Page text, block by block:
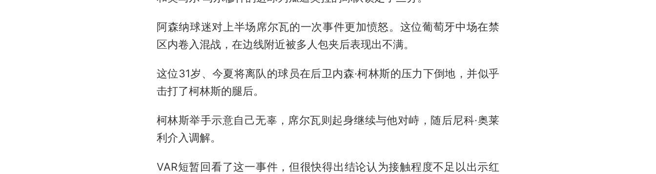
阿森纳球迷对上半场席尔瓦的一次事件更加愤怒。这位葡萄牙中场在禁
区内卷入混战，在边线附近被多人包夹后表现出不满。
这位31岁、今夏将离队的球员在后卫内森·柯林斯的压力下倒地，并似乎
击打了柯林斯的腿后。
柯林斯举手示意自己无辜，席尔瓦则起身继续与他对峙，随后尼科·奥莱
利介入调解。
VAR短暂回看了这一事件，但很快得出结论认为接触程度不足以出示红